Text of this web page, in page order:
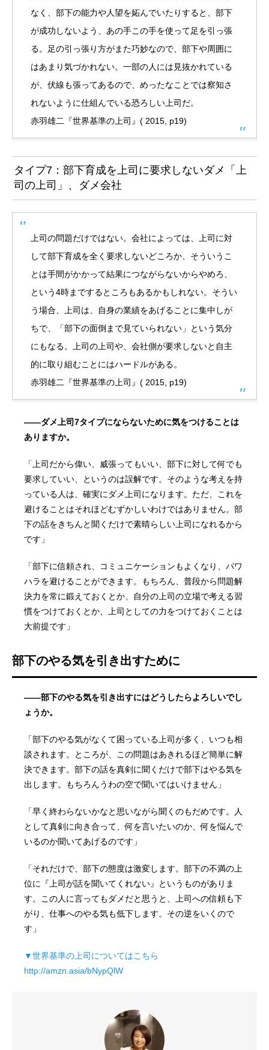
なく、部下の能力や人望を妬んでいたりすると、部下
が成功しないよう、あの手この手を使って足を引っ張
る。足の引っ張り方がまた巧妙なので、部下や周囲に
はあまり気づかれない。一部の人には見抜かれている
が、伏線も張ってあるので、めったなことでは察知さ
れないように仕組んでいる恐ろしい上司だ。
赤羽雄二『世界基準の上司』( 2015, p19)
タイプ7：部下育成を上司に要求しないダメ「上
司の上司」、ダメ会社
上司の問題だけではない。会社によっては、上司に対
して部下育成を全く要求しないどころか、そういうこ
とは手間がかかって結果につながらないからやめろ、
という4時までするところもあるかもしれない。そうい
う場合、上司は、自身の業績をあげることに集中しが
ちで、「部下の面倒まで見ていられない」という気分
にもなる。上司の上司や、会社側が要求しないと自主
的に取り組むことにはハードルがある。
赤羽雄二『世界基準の上司』( 2015, p19)
——ダメ上司7タイプにならないために気をつけることは
ありますか。
「上司だから偉い、威張ってもいい、部下に対して何でも
要求していい、というのは誤解です。そのような考えを持
っている人は、確実にダメ上司になります。ただ、これを
避けることはそれほどむずかしいわけではありません。部
下の話をきちんと聞くだけで素晴らしい上司になれるから
です」
「部下に信頼され、コミュニケーションもよくなり、パワ
ハラを避けることができます。もちろん、普段から問題解
決力を常に鍛えておくとか、自分の上司の立場で考える習
慣をつけておくとか、上司としての力をつけておくことは
大前提です」
部下のやる気を引き出すために
——部下のやる気を引き出すにはどうしたらよろしいでし
ょうか。
「部下のやる気がなくて困っている上司が多く、いつも相
談されます。ところが、この問題はあきれるほど簡単に解
決できます。部下の話を真剣に聞くだけで部下はやる気を
出します。もちろんうわの空で聞いてはいけません」
「早く終わらないかなと思いながら聞くのもだめです。人
として真剣に向き合って、何を言いたいのか、何を悩んで
いるのか聞いてあげるのです」
「それだけで、部下の態度は激変します。部下の不満の上
位に『上司が話を聞いてくれない』というものがありま
す。この人に言ってもダメだと思うと、上司への信頼も下
がり、仕事へのやる気も低下します。その逆をいくので
す」
▼世界基準の上司についてはこちら
http://amzn.asia/bNypQlW